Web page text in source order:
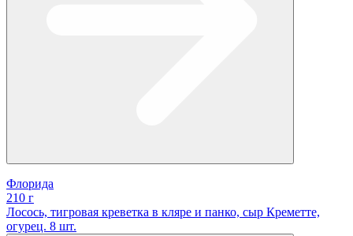
Флорида
210 г
Лосось, тигровая креветка в кляре и панко, сыр Креметте,
огурец. 8 шт.